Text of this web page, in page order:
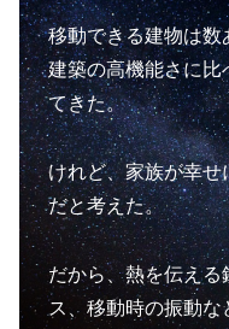
移動できる建物は数
建築の高機能さに比
てきた。
けれど、家族が幸せ
だと考えた。
だから、熱を伝え
ス、移動時の振動な